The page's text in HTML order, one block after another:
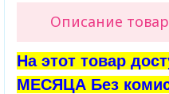
Описание
На этот товар
МЕСЯЦА Без